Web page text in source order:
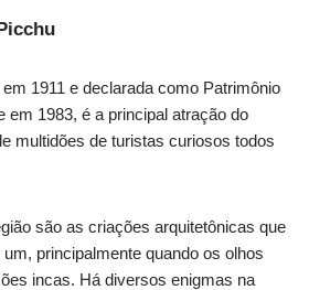
1911 e declarada como Patrimônio
em 1983, é a principal atração do
multidões de turistas curiosos todos
são as criações arquitetônicas que
principalmente quando os olhos
incas. Há diversos enigmas na